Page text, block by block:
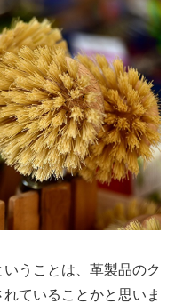
うことは、革製品のク
ていることかと思いま